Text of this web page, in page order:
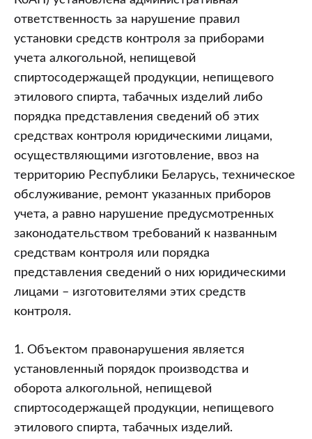
средств
контроля
за
приборами
учета
алкогольной,
непищевой
спиртосодержащей
продукции,
непищевого
этилового
спирта,
табачных
изделий
(комментарий
к
12.48
КоАП)
ответственность за нарушение правил
установки средств контроля за приборами
учета алкогольной, непищевой
спиртосодержащей продукции, непищевого
этилового спирта, табачных изделий либо
порядка представления сведений об этих
средствах контроля юридическими лицами,
осуществляющими изготовление, ввоз на
территорию Республики Беларусь, техническое
обслуживание, ремонт указанных приборов
учета, а равно нарушение предусмотренных
законодательством требований к названным
средствам контроля или порядка
представления сведений о них юридическими
лицами – изготовителями этих средств
контроля.
1. Объектом правонарушения является
установленный порядок производства и
оборота алкогольной, непищевой
спиртосодержащей продукции, непищевого
этилового спирта, табачных изделий.